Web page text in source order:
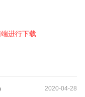
进行下载
2020-04-28